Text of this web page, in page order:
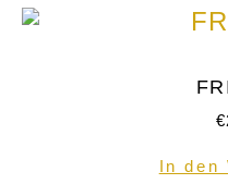
€
In den